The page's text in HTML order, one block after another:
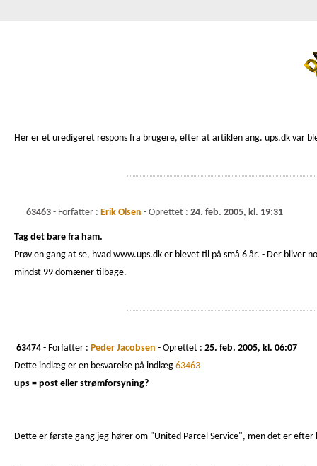
Her er et uredigeret respons fra brugere, efter at artiklen ang. ups.dk var
63463 - Forfatter : Erik Olsen - Oprettet : 24. feb. 2005, kl. 19:31
Tag det bare fra ham.
Prøv en gang at se, hvad www.ups.dk er blevet til på små 6 år. - Der bliver
mindst 99 domæner tilbage.
63474 - Forfatter : Peder Jacobsen - Oprettet : 25. feb. 2005, kl. 06:07
Dette indlæg er en besvarelse på indlæg 63463
ups = post eller strømforsyning?
Dette er første gang jeg hører om "United Parcel Service", men det er